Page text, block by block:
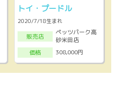
トイ・プードル
2020/7/18生まれ
販売店
ペッツパーク高
砂米田店
価格
308,000円